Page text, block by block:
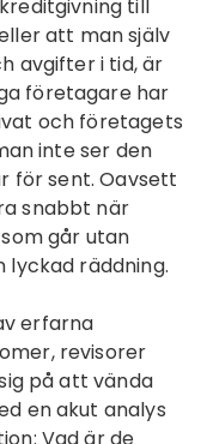
till
att man själv
avgifter i tid, är
företagare har
och företagets
inte ser den
för sent. Oavsett
snabbt när
går utan
lyckad räddning.
erfarna
revisorer
på att vända
en akut analys